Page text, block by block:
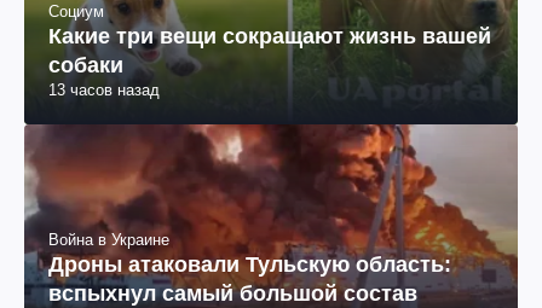
Социум
Какие три вещи сокращают жизнь вашей
собаки
13 часов назад
Война в Украине
Дроны атаковали Тульскую область:
вспыхнул самый большой состав